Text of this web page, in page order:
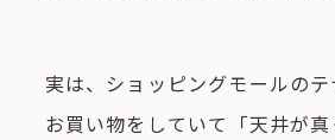
実は、ショッピングモールの
お買い物をしていて「天井が